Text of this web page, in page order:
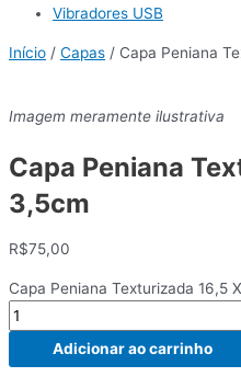
Vibradores USB
Início / Capas / Capa Peniana
Imagem meramente ilustrativa
Capa Peniana
3,5cm
R$75,00
Capa Peniana Texturizada 16,5
Adicionar ao carrinho